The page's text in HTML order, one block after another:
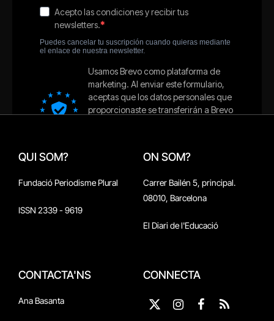
QUI SOM?
Fundació Periodisme Plural
ISSN 2339 - 9619
ON SOM?
Carrer Bailén 5, principal.
08010, Barcelona
El Diari de l'Educació
CONTACTA'NS
Ana Basanta
CONNECTA
X
Instagram
Facebook
RSS